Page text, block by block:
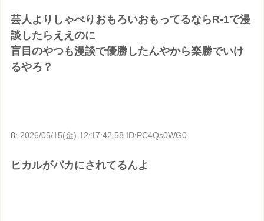
芸人よりしゃべりおもろいおもってるならR-1で漫
談したらええのに
盲目のやつも漫談で優勝したんやから楽勝でいけ
るやろ？
8: 2026/05/15(金) 12:17:42.58 ID:PC4Qs0WG0
ヒカルがバカにされてるんよ